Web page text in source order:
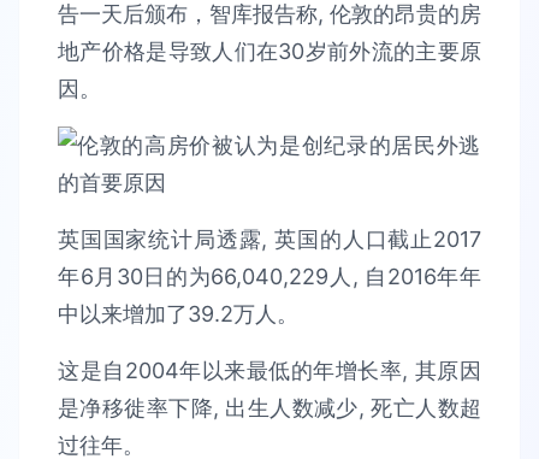
告一天后颁布，智库报告称, 伦敦的昂贵的房
地产价格是导致人们在30岁前外流的主要原
因。
英国国家统计局透露, 英国的人口截止2017
年6月30日的为66,040,229人, 自2016年年
中以来增加了39.2万人。
这是自2004年以来最低的年增长率, 其原因
是净移徙率下降, 出生人数减少, 死亡人数超
过往年。